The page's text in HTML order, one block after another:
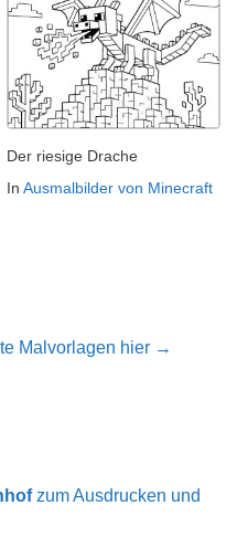
Der riesige Drache
In Ausmalbilder von Minecraft
Malvorlagen hier →
zum Ausdrucken und